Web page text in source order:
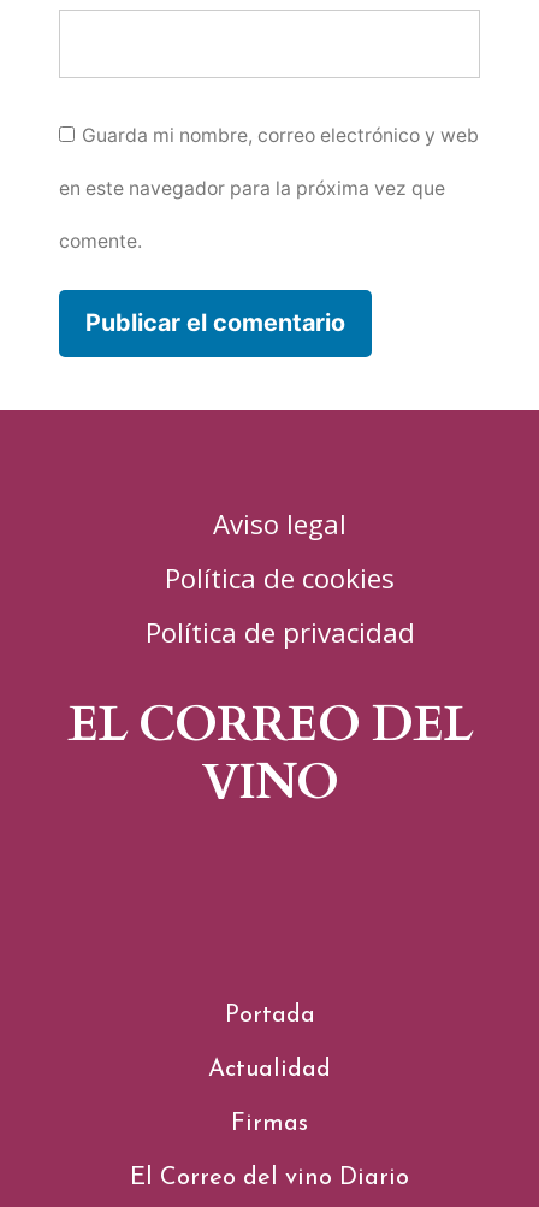
Guarda mi nombre, correo electrónico y web
en este navegador para la próxima vez que
comente.
Aviso legal
Política de cookies
Política de privacidad
EL CORREO DEL
VINO
Portada
Actualidad
Firmas
El Correo del vino Diario